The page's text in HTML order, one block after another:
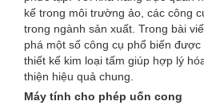
kế trong môi trường ảo, các công
trong ngành sản xuất. Trong bài
phá một số công cụ phổ biến
thiết kế kim loại tấm giúp hợp lý
thiện hiệu quả chung.
Máy tính cho phép uốn cong